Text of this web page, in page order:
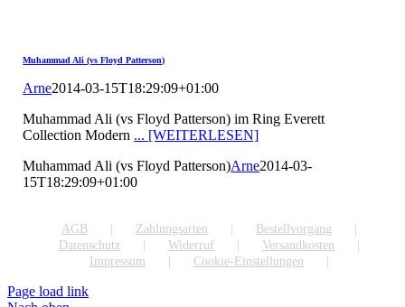
Muhammad Ali (vs Floyd Patterson)
Arne2014-03-15T18:29:09+01:00
Muhammad Ali (vs Floyd Patterson) im Ring Everett
Collection Modern ... [WEITERLESEN]
Muhammad Ali (vs Floyd Patterson)Arne2014-03-
15T18:29:09+01:00
AGB Zahlungsarten
Bestellvorgang
Datenschutz
Widerruf
Versandkosten
Impressum
Cookie-Einstellungen
Page load link